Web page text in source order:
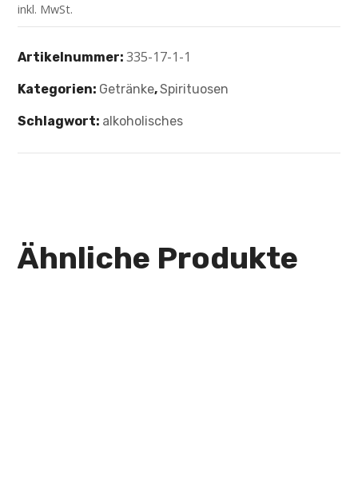
inkl. MwSt.
Artikelnummer:335-17-1-1
Kategorien: Getränke,Spirituosen
Schlagwort: alkoholisches
Ähnliche Produkte